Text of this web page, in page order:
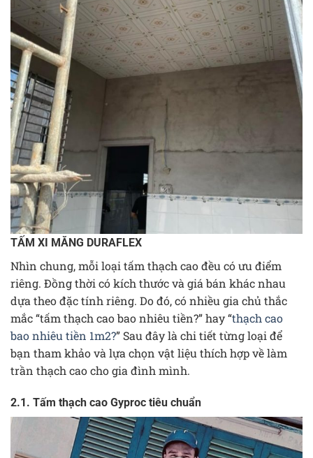
TẤM XI MĂNG DURAFLEX
Nhìn chung, mỗi loại tấm thạch cao đều có ưu điểm
riêng. Đồng thời có kích thước và giá bán khác nhau
dựa theo đặc tính riêng. Do đó, có nhiều gia chủ thắc
mắc “tấm thạch cao bao nhiêu tiền?” hay “thạch cao
bao nhiêu tiền 1m2?” Sau đây là chi tiết từng loại để
bạn tham khảo và lựa chọn vật liệu thích hợp về làm
trần thạch cao cho gia đình mình.
2.1. Tấm thạch cao Gyproc tiêu chuẩn